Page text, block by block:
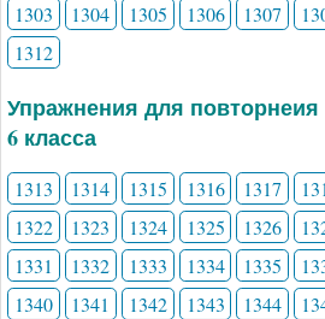
1303
1304 1305 1306 1307
1312
Упражнения для повторнеия
6 класса
1313 1314 1315 1316 1317
1322
1323 1324 1325 1326
1331
1332 1333 1334 1335
1340
1341 1342 1343 1344